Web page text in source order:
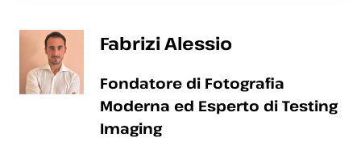
Fabrizi Alessio
Fondatore di Fotografia
Moderna ed Esperto di Testing
Imaging